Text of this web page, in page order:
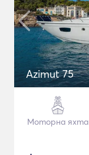
Azimut 75
Моторна яхта